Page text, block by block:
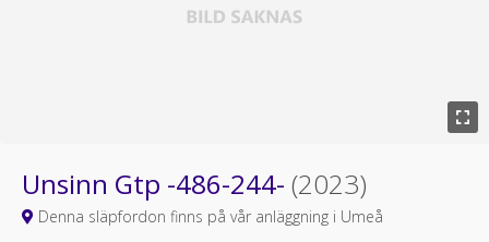
Unsinn Gtp -486-244- (2023)
Denna släpfordon finns på vår anläggning i Umeå